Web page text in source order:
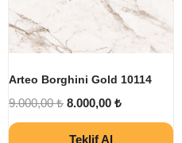
Arteo Borghini Gold 10114
9.000,00₺ 8.000,00 ₺
Teklif Al